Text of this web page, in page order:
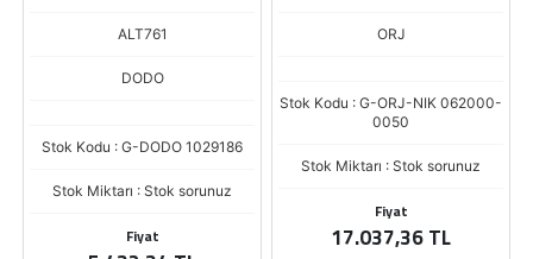
ALT761
DODO
Stok Kodu : G-DODO 1029186
Stok Miktarı : Stok sorunuz
Fiyat
ORJ
Stok Kodu : G-ORJ-NIK 062000-
0050
Stok Miktarı : Stok sorunuz
Fiyat
17.037,36 TL